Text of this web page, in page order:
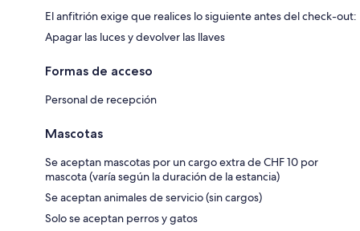
El anfitrión exige que realices lo siguiente antes del check-out:
Apagar las luces y devolver las llaves
Formas de acceso
Personal de recepción
Mascotas
Se aceptan mascotas por un cargo extra de CHF 10 por
mascota (varía según la duración de la estancia)
Se aceptan animales de servicio (sin cargos)
Solo se aceptan perros y gatos